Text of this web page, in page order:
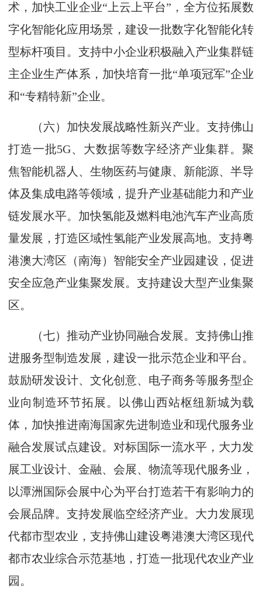
术，加快工业企业“上云上平台”，全方位拓展数
字化智能化应用场景，建设一批数字化智能化转
型标杆项目。支持中小企业积极融入产业集群链
主企业生产体系，加快培育一批“单项冠军”企业
和“专精特新”企业。
（六）加快发展战略性新兴产业。支持佛山
打造一批5G、大数据等数字经济产业集群。聚
焦智能机器人、生物医药与健康、新能源、半导
体及集成电路等领域，提升产业基础能力和产业
链发展水平。加快氢能及燃料电池汽车产业高质
量发展，打造区域性氢能产业发展高地。支持粤
港澳大湾区（南海）智能安全产业园建设，促进
安全应急产业集聚发展。支持建设大型产业集聚
区。
（七）推动产业协同融合发展。支持佛山推
进服务型制造发展，建设一批示范企业和平台。
鼓励研发设计、文化创意、电子商务等服务型企
业向制造环节拓展。以佛山西站枢纽新城为载
体，加快推进南海国家先进制造业和现代服务业
融合发展试点建设。对标国际一流水平，大力发
展工业设计、金融、会展、物流等现代服务业，
以潭洲国际会展中心为平台打造若干有影响力的
会展品牌。支持发展临空经济产业。大力发展现
代都市型农业，支持佛山建设粤港澳大湾区现代
都市农业综合示范基地，打造一批现代农业产业
园。